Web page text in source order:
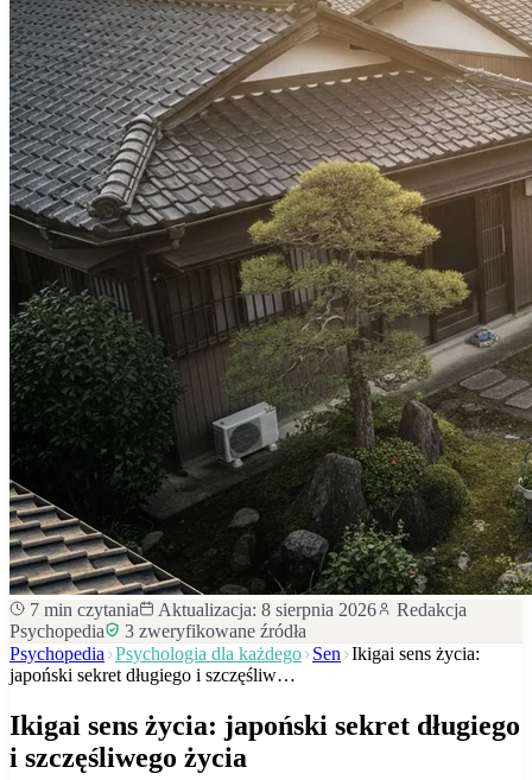
7 min czytania Aktualizacja: 8 sierpnia 2026
Redakcja
Psychopedia
3 zweryfikowane źródła
Psychopedia Psychologia dla każdego Sen Ikigai sens życia:
japoński sekret długiego i szczęśliw…
Ikigai sens życia: japoński sekret długiego
i szczęśliwego życia